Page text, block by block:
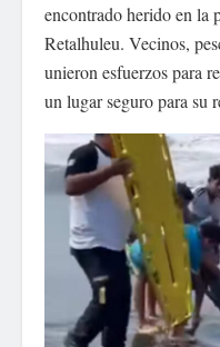
encontrado herido en la
Retalhuleu. Vecinos,
unieron esfuerzos para
un lugar seguro para su